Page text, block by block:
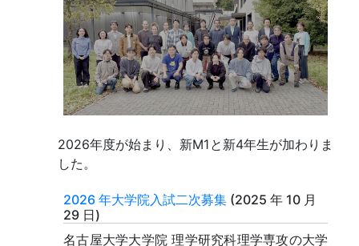
2026年度が始まり、新M1と新4年生が加わりま
した。
2026 年大学院入試二次募集 (2025 年 10 月
29 日)
名古屋大学大学院 理学研究科理学専攻の大学